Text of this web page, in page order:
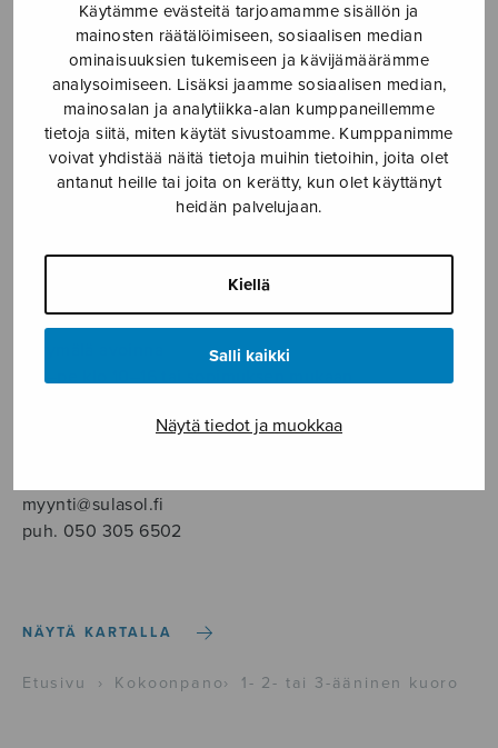
Käytämme evästeitä tarjoamamme sisällön ja
mainosten räätälöimiseen, sosiaalisen median
ominaisuuksien tukemiseen ja kävijämäärämme
analysoimiseen. Lisäksi jaamme sosiaalisen median,
mainosalan ja analytiikka-alan kumppaneillemme
tietoja siitä, miten käytät sivustoamme. Kumppanimme
voivat yhdistää näitä tietoja muihin tietoihin, joita olet
antanut heille tai joita on kerätty, kun olet käyttänyt
heidän palvelujaan.
Kiellä
Salli kaikki
Näytä tiedot ja muokkaa
SOITINKOULUT JA OPPAAT
SOITINMUSIIKKI
YKSINLAULU
Sulasol nuottikauppa
ma–pe klo 10–16 tai sopimuksen mukaan
Tallberginkatu 1 B, 1,5 krs.
myynti@sulasol.fi
puh. 050 305 6502
NÄYTÄ KARTALLA
Etusivu › Kokoonpano› 1- 2- tai 3-ääninen kuoro